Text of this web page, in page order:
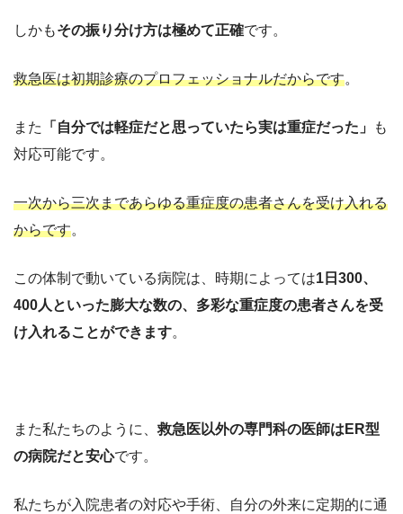
しかもその振り分け方は極めて正確です。
救急医は初期診療のプロフェッショナルだからです。
また 「自分では軽症だと思っていたら実は重症だった」
も
対応可能です。
一次から三次まであらゆる重症度の患者さんを受け入れる
からです。
この体制で動いている病院は、時期によっては1日300、
400人といった膨大な数の、多彩な重症度の患者さんを受
け入れることができます。
また私たちのように、救急医以外の専門科の医師はER型
の病院だと安心です。
私たちが入院患者の対応や手術、自分の外来に定期的に通